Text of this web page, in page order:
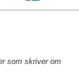
som skriver om